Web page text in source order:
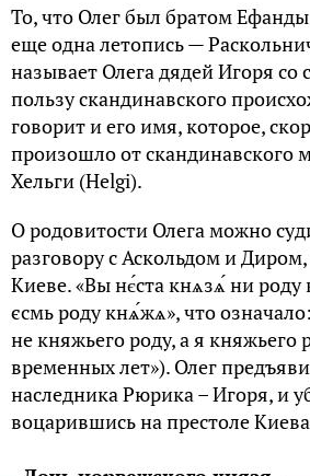
То, что Олег был братом
еще одна летопись —
называет Олега дядей Игоря со
пользу скандинавского
говорит и его имя, которое,
произошло от скандинавского
Хельги (Helgi).
О родовитости Олега можно
разговору с Аскольдом и
Киеве. «Вы нє́ста кнѧзѧ́ ни
єсмь рoду кнѧ́жѧ», что
не княжьего рoду, а я княжьего
временных лет»). Олег
наследника Рюрика – Игоря, и
воцарившись на престoле